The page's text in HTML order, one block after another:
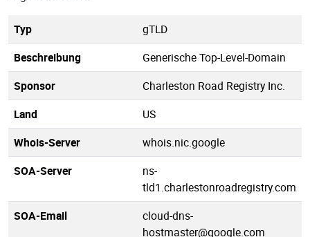
Typ
gTLD
Beschreibung
Generische Top-Level-Domain
Sponsor
Charleston Road Registry Inc.
Land
US
Whois-Server
whois.nic.google
SOA-Server
ns-
tld1.charlestonroadregistry.com
SOA-Email
cloud-dns-
hostmaster@google.com